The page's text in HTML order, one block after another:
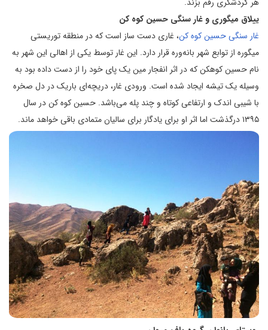
ییلاق میگوری و غار سنگی حسین کوه کن
غار سنگی حسین کوه کن، غاری دست ‌ساز است که در منطقه توریستی
میگوره از توابع شهر بانه‌وره قرار دارد. این غار توسط یکی از اهالی این شهر به
نام حسین کوهکن که در اثر انفجار مین یک پای خود را از دست داده بود به
وسیله یک تیشه ایجاد شده است. ورودی غار، دریچه‌ای باریک در دل صخره
با شیبی اندک و ارتفاعی کوتاه و چند پله می‌باشد. حسین کوه کن در سال
۱۳۹۵ درگذشت اما اثر او برای یادگار برای سالیان متمادی باقی خواهد ماند.